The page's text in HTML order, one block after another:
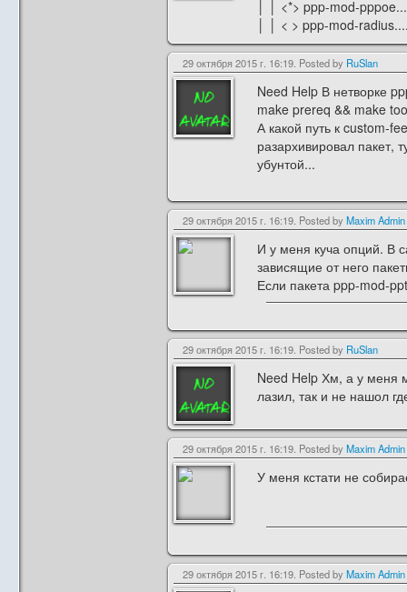
│ │ <*> ppp-mod-
│ │ < > ppp-mod-
29 октября 2015 г. 16:19. Posted by RuSlan
Need Help В нетворке
make prereq && make
А какой путь к custom-
разархивировал пакет,
убунтой...
29 октября 2015 г. 16:19. Posted by Maxim Admin
И у меня куча опций. В
зависящие от него
Если пакета ppp-mod-
29 октября 2015 г. 16:19. Posted by RuSlan
Need Help Хм, а у меня
лазил, так и не нашол
29 октября 2015 г. 16:19. Posted by Maxim Admin
У меня кстати не
29 октября 2015 г. 16:19. Posted by Maxim Admin